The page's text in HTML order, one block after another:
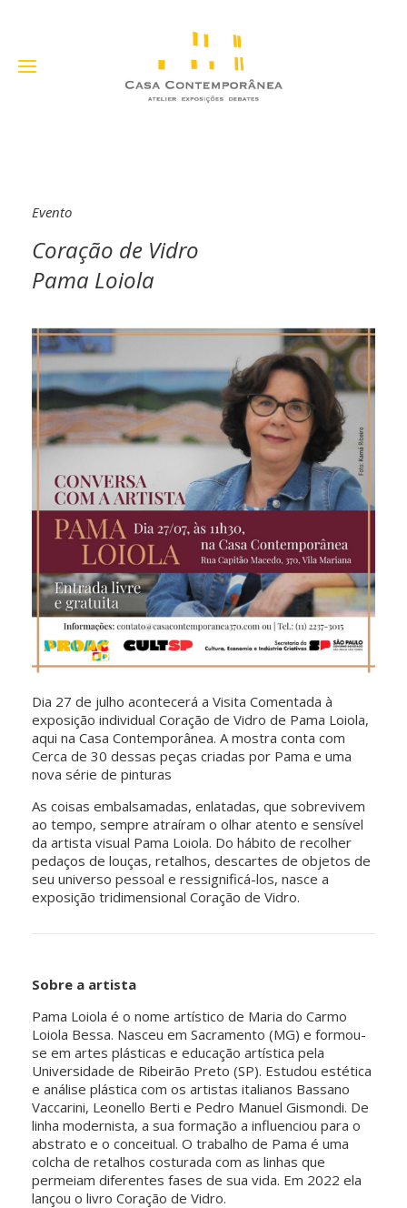
Evento
Coração de Vidro
Pama Loiola
Dia 27 de julho acontecerá a Visita Comentada à
exposição individual Coração de Vidro de Pama Loiola,
aqui na Casa Contemporânea. A mostra conta com
Cerca de 30 dessas peças criadas por Pama e uma
nova série de pinturas
As coisas embalsamadas, enlatadas, que sobrevivem
ao tempo, sempre atraíram o olhar atento e sensível
da artista visual Pama Loiola. Do hábito de recolher
pedaços de louças, retalhos, descartes de objetos de
seu universo pessoal e ressignificá-los, nasce a
exposição tridimensional Coração de Vidro.
Sobre a artista
Pama Loiola é o nome artístico de Maria do Carmo
Loiola Bessa. Nasceu em Sacramento (MG) e formou-
se em artes plásticas e educação artística pela
Universidade de Ribeirão Preto (SP). Estudou estética
e análise plástica com os artistas italianos Bassano
Vaccarini, Leonello Berti e Pedro Manuel Gismondi. De
linha modernista, a sua formação a influenciou para o
abstrato e o conceitual. O trabalho de Pama é uma
colcha de retalhos costurada com as linhas que
permeiam diferentes fases de sua vida. Em 2022 ela
lançou o livro Coração de Vidro.